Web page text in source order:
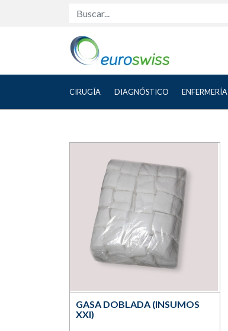
Buscar...
CIRUGÍA DIAGNÓSTICO ENFERMERÍA
GASA DOBLADA (INSUMOS
XXI)